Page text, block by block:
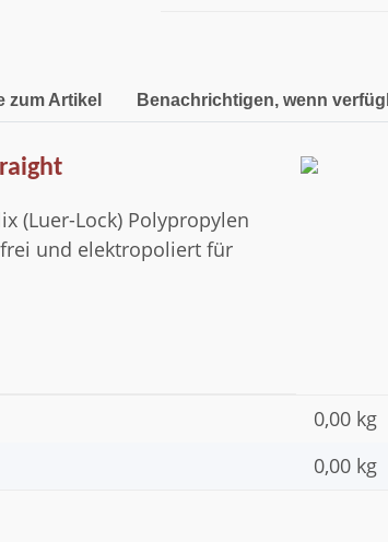
zum Artikel Benachrichtigen, wenn
(Luer-Lock) Polypropylen
und elektropoliert für
0,00 kg
0,00 kg